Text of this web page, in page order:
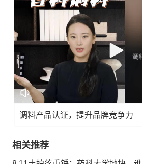
调料产品认证，提升品牌竞争力
相关推荐